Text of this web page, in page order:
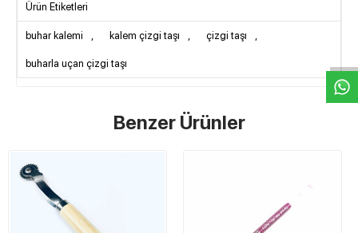
W
h
t
s
a
p
p
D
e
s
e
H
a
t
t
Ürün Etiketleri
buhar kalemi , kalem çizgi taşı , çizgi taşı ,
buharla uçan çizgi taşı
Benzer Ürünler